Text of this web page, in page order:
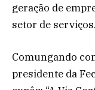
geração de
setor de serviços.
Comungando
presidente da